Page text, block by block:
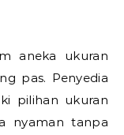
aneka ukuran
pas. Penyedia
pilihan ukuran
nyaman tanpa